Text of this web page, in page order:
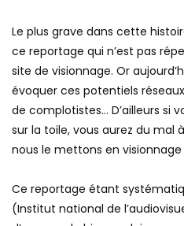
Le plus grave dans cette
ce reportage qui n’est pas
site de visionnage. Or
évoquer ces potentiels
de complotistes… D’ailleurs si
sur la toile, vous aurez du mal
Ce reportage étant